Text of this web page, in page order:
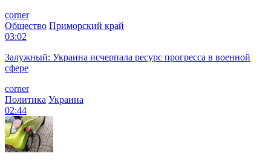
corner
Общество Приморский край
03:02
Залужный: Украина исчерпала ресурс прогресса в военной
сфере
corner
Политика Украина
02:44